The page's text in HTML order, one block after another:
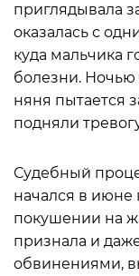
приглядывала
оказалась с
куда мальчика
болезни. Ночью
няня пытается
подняли
Судебный
начался в июне
покушении на
признала и
обвинениями,